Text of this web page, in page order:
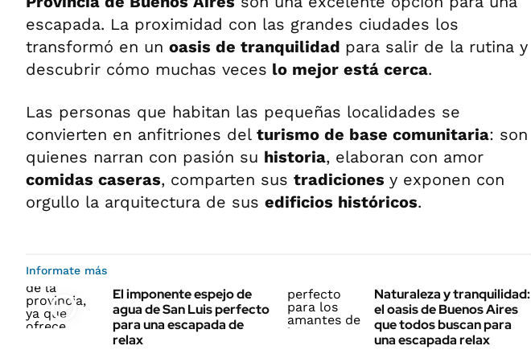
escapada. La proximidad con las grandes ciudades los
transformó en un oasis de tranquilidad para salir de la rutina y
descubrir cómo muchas veces lo mejor está cerca.
Las personas que habitan las pequeñas localidades se
convierten en anfitriones del turismo de base comunitaria: son
quienes narran con pasión su historia, elaboran con amor
comidas caseras, comparten sus tradiciones y exponen con
orgullo la arquitectura de sus edificios históricos.
Informate más
El imponente espejo de
agua de San Luis perfecto
para una escapada de
relax
Naturaleza y tranquilidad:
el oasis de Buenos Aires
que todos buscan para
una escapada relax